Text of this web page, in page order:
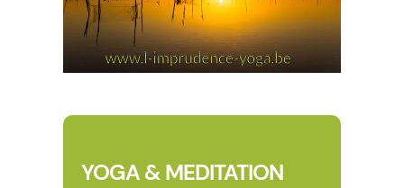
YOGA & MEDITATION